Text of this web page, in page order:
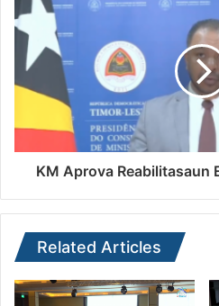
KM Aprova Reabilitasaun
Related Articles